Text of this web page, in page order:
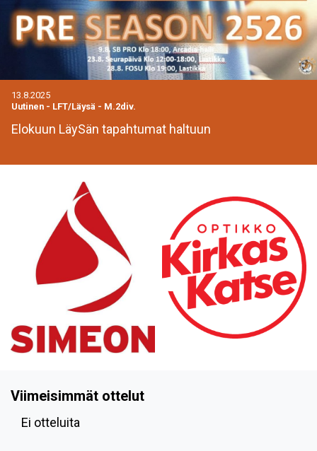
13.8.2025
Uutinen - LFT/Läysä - M.2div.
Elokuun LäySän tapahtumat haltuun
Viimeisimmät ottelut
Ei otteluita